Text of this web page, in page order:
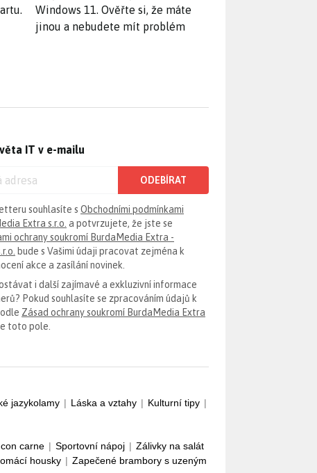
Windows 11. Ověřte si, že máte
jinou a nebudete mít problém
IT v e-mailu
ODEBÍRAT
souhlasíte s Obchodními podmínkami
Extra s.r.o. a potvrzujete, že jste se
ochrany soukromí BurdaMedia Extra -
bude s Vašimi údaji pracovat zejména k
akce a zasílání novinek.
i další zajímavé a exkluzivní informace
Pokud souhlasíte se zpracováním údajů k
Zásad ochrany soukromí BurdaMedia Extra
toto pole.
jazykolamy | Láska a vztahy | Kulturní tipy |
carne | Sportovní nápoj | Zálivky na salát
housky | Zapečené brambory s uzeným